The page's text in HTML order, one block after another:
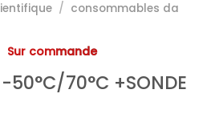
/ consommables da
Sur commande
-50°C/70°C +SONDE